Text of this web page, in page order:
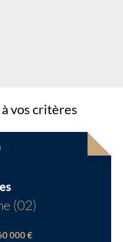
vos critères
(02)
000 €